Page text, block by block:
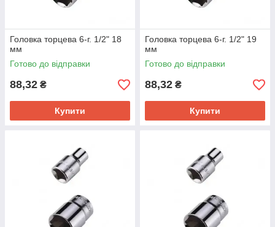
Головка торцева 6-г. 1/2" 18
мм
Готово до відправки
88,32 ₴
Купити
Головка торцева 6-г. 1/2" 19
мм
Готово до відправки
88,32 ₴
Купити